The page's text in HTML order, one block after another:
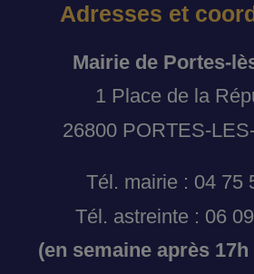
Adresses et
Mairie de Portes-
1 Place de la
26800 PORTES-
Tél. mairie : 04 75
Tél. astreinte : 06
(en semaine après